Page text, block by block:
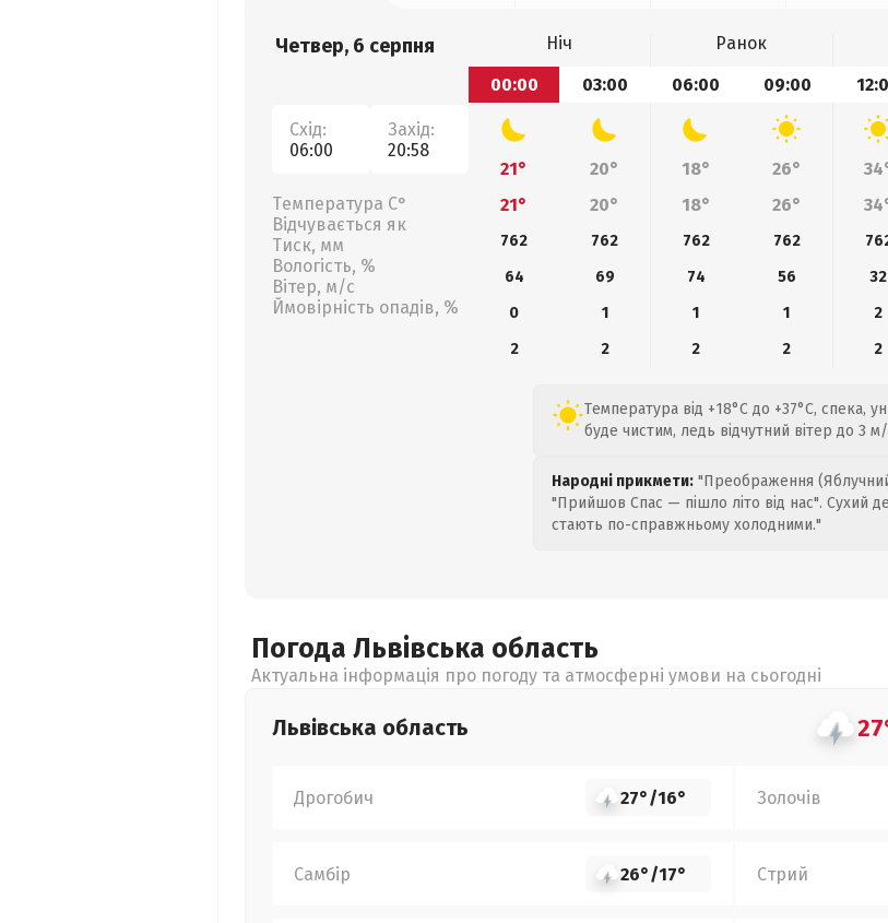
Четвер, 6 серпня
Схід:
06:00
Захід:
20:58
Температура С°
Відчувається як
Тиск, мм
Вологість, %
Вітер, м/с
Ймовірність опадів, %
Ніч Ранок
00:00
03:00 06:00 09:00
21° 20° 18° 26°
21°
20° 18° 26°
762 762 762 762
64
69 74 56 32
0
1 1 1 2
2
2 2 2 2
Температура від +18°C до +37°C, спека,
буде чистим, ледь відчутний вітер до 3
Народні прикмети: "Преображення
"Прийшов Спас — пішло літо від нас". Сухий
стають по-справжньому холодними."
Погода Львівська область
Актуальна інформація про погоду та атмосферні умови на сьогодні
Львівська область
Дрогобич 27°/16° Золочів
Самбір 26°/17° Стрий